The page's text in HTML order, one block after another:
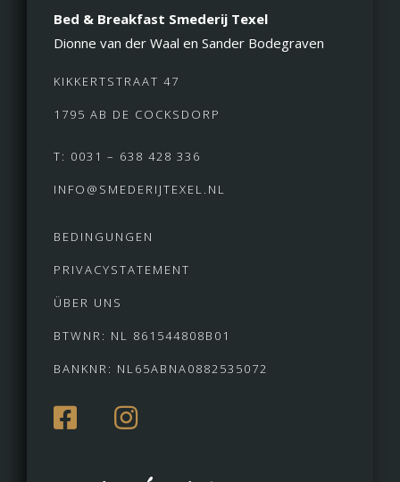
Bed & Breakfast Smederij Texel
Dionne van der Waal en Sander Bodegraven
KIKKERTSTRAAT 47
1795 AB DE COCKSDORP
T: 0031 – 638 428 336
INFO@SMEDERIJTEXEL.NL
BEDINGUNGEN
PRIVACYSTATEMENT
ÜBER UNS
BTWNR: NL 861544808B01
BANKNR: NL65ABNA0882535072